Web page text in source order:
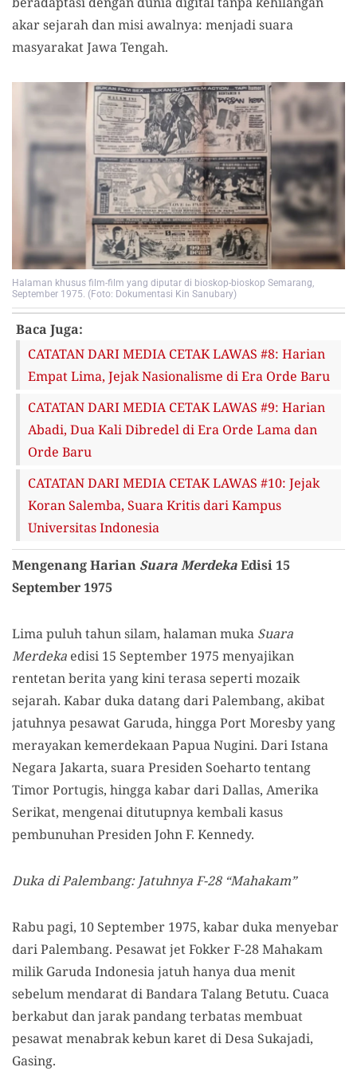
akar sejarah dan misi awalnya: menjadi suara
masyarakat Jawa Tengah.
Halaman khusus film-film yang diputar di bioskop-bioskop Semarang,
September 1975. (Foto: Dokumentasi Kin Sanubary)
Baca Juga:
CATATAN DARI MEDIA CETAK LAWAS #8: Harian
Empat Lima, Jejak Nasionalisme di Era Orde Baru
CATATAN DARI MEDIA CETAK LAWAS #9: Harian
Abadi, Dua Kali Dibredel di Era Orde Lama dan
Orde Baru
CATATAN DARI MEDIA CETAK LAWAS #10: Jejak
Koran Salemba, Suara Kritis dari Kampus
Universitas Indonesia
Mengenang Harian Suara MerdekaEdisi 15
September 1975
Lima puluh tahun silam, halaman muka Suara
Merdeka edisi 15 September 1975 menyajikan
rentetan berita yang kini terasa seperti mozaik
sejarah. Kabar duka datang dari Palembang, akibat
jatuhnya pesawat Garuda, hingga Port Moresby yang
merayakan kemerdekaan Papua Nugini. Dari Istana
Negara Jakarta, suara Presiden Soeharto tentang
Timor Portugis, hingga kabar dari Dallas, Amerika
Serikat, mengenai ditutupnya kembali kasus
pembunuhan Presiden John F. Kennedy.
Duka di Palembang: Jatuhnya F-28 “Mahakam”
Rabu pagi, 10 September 1975, kabar duka menyebar
dari Palembang. Pesawat jet Fokker F-28 Mahakam
milik Garuda Indonesia jatuh hanya dua menit
sebelum mendarat di Bandara Talang Betutu. Cuaca
berkabut dan jarak pandang terbatas membuat
pesawat menabrak kebun karet di Desa Sukajadi,
Gasing.